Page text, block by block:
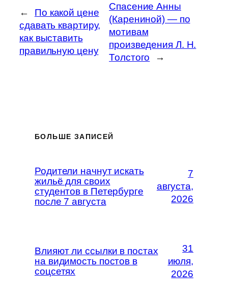
←
По какой цене
сдавать квартиру,
как выставить
правильную цену
Спасение Анны
(Карениной) — по
мотивам
произведения Л. Н.
Толстого
→
БОЛЬШЕ ЗАПИСЕЙ
Родители начнут искать
жильё для своих
студентов в Петербурге
после 7 августа
7
августа,
2026
Влияют ли ссылки в постах
на видимость постов в
соцсетях
31
июля,
2026